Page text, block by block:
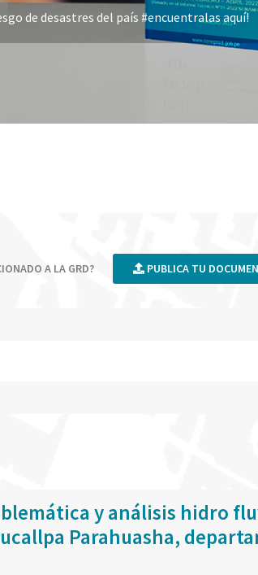
de desastres del país #encuentralas aquí!
A LA GRD? PUBLICA TU
y análisis hidro
Parahuasha,